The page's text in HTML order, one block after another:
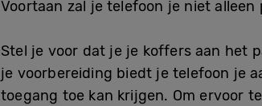
Voortaan zal je telefoon je niet
Stel je voor dat je je koffers aan het
je voorbereiding biedt je telefoon je
toegang toe kan krijgen. Om ervoor